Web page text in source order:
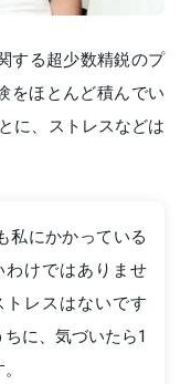
する超少数精鋭のプ
をほとんど積んでい
に、ストレスなどは
私にかかっている
けではありませ
レスはないです
に、気づいたら1